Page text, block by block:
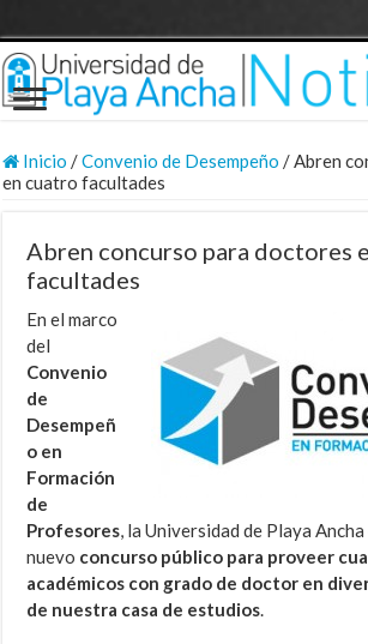
Inicio /Convenio de Desempeño /Abren
en cuatro facultades
Abren concurso para doctores
facultades
En el marco
del
Convenio
de
Desempeñ
o en
Formación
de
Profesores, la Universidad de Playa
nuevo concurso público para proveer
académicos con grado de doctor en
de nuestra casa de estudios.